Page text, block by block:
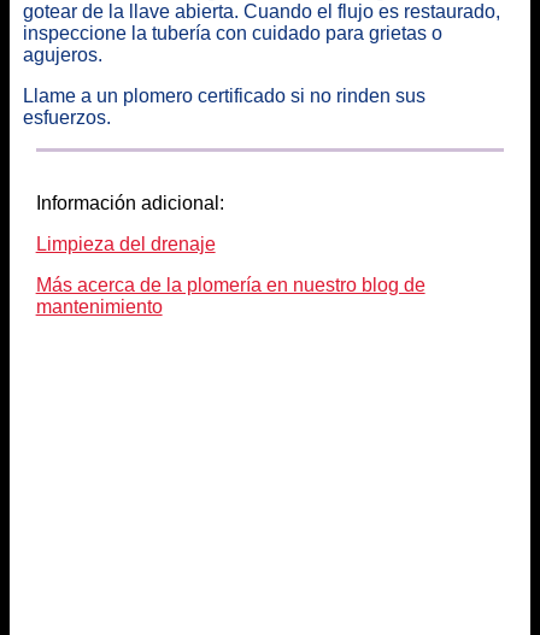
gotear de la llave abierta. Cuando el flujo es restaurado,
inspeccione la tubería con cuidado para grietas o
agujeros.
Llame a un plomero certificado si no rinden sus
esfuerzos.
Información adicional:
Limpieza del drenaje
Más acerca de la plomería en nuestro blog de
mantenimiento